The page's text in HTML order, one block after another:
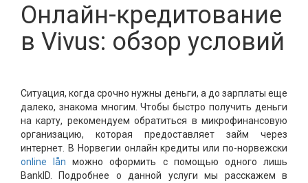
Онлайн-кредитование
в Vivus: обзор условий
Ситуация, когда срочно нужны деньги, а до зарплаты еще
далеко, знакома многим. Чтобы быстро получить деньги
на карту, рекомендуем обратиться в микрофинансовую
организацию, которая предоставляет займ через
интернет. В Норвегии онлайн кредиты или по-норвежски
online lån можно оформить с помощью одного лишь
BankID. Подробнее о данной услуги мы расскажем в